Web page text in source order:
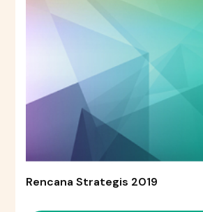
Rencana Strategis 2019